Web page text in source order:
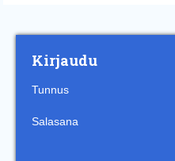
Kirjaudu
Tunnus
Salasana